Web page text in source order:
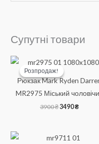
Супутні товари
Розпродаж!
Розпродаж!
Рюкзак Mark Ryden
MR2975 Міський
3900₴Оригінальна
3490₴